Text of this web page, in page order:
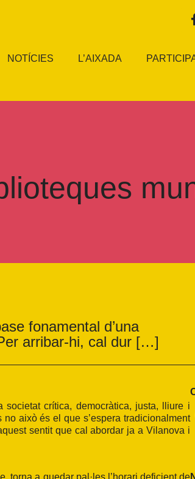
NOTÍCIES L’AIXADA
fonamental d’una
arribar-hi, cal dur […]
societat crítica, democràtica, justa, lliure i
això és el que s’espera tradicionalment
sentit que cal abordar ja a Vilanova i
torna a quedar pal·les l’horari deficient de